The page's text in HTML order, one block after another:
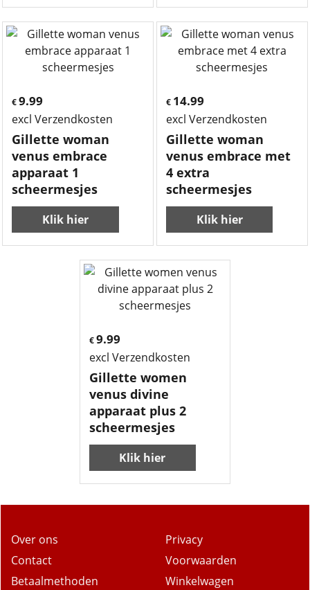
€ 9.99
excl Verzendkosten
Gillette woman
venus embrace
apparaat 1
scheermesjes
Klik hier
€ 14.99
excl Verzendkosten
Gillette woman
venus embrace met
4 extra
scheermesjes
Klik hier
€9.99
excl Verzendkosten
Gillette women
venus divine
apparaat plus 2
scheermesjes
Klik hier
Over ons
Contact
Betaalmethoden
Privacy
Voorwaarden
Winkelwagen